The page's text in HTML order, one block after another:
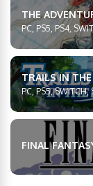
THE
PC, PS5, PS4,
TRAILS IN THE
PC, PS5, SWITCH,
FINAL